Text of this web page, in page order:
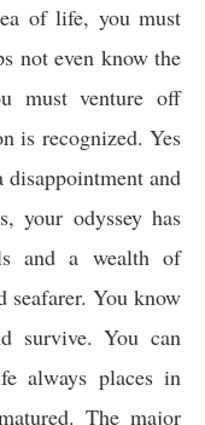
of life, you must
not even know the
must venture off
is recognized. Yes
and
your odyssey has
and a wealth of
seafarer. You know
survive. You can
always places in
The major